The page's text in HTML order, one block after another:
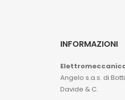
INFORMAZIONI
Angelo s.a.s. di
Davide & C.